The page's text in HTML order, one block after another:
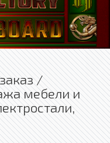
/
мебели и